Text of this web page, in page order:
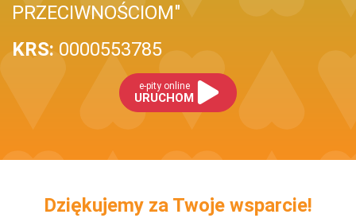
PRZECIWNOŚCIOM"
KRS: 0000553785
e-pity online
URUCHOM
Dziękujemy za Twoje wsparcie!